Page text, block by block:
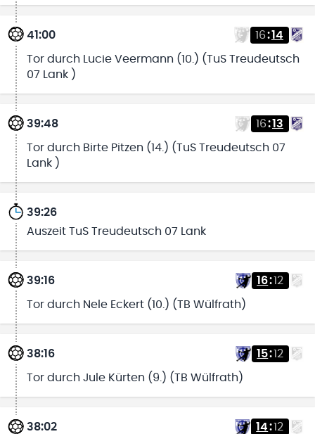
41:00 16:14
Tor durch Lucie Veermann (10.) (TuS Treudeutsch
07 Lank )
39:48 16:13
Tor durch Birte Pitzen (14.) (TuS Treudeutsch 07
Lank )
39:26
Auszeit TuS Treudeutsch 07 Lank
39:16 16:12
Tor durch Nele Eckert (10.) (TB Wülfrath)
38:16 15:12
Tor durch Jule Kürten (9.) (TB Wülfrath)
38:02 14:12